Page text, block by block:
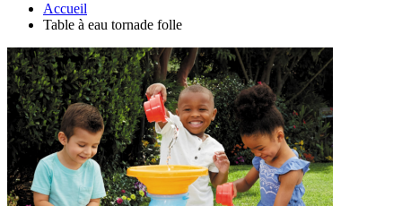
Accueil
Table à eau tornade folle